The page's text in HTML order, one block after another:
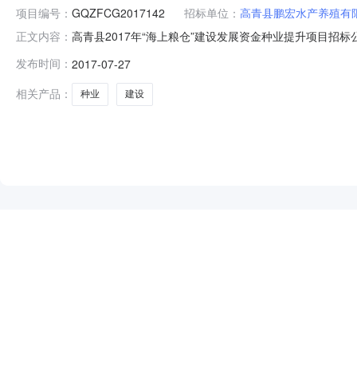
项目编号： GQZFCG2017142 招标单位： 高青县鹏宏水产养殖有
正文内容： 高青县2017年“海上粮仓”建设发展资金种业提升项目招
公告正文采购单位高青县鹏宏水产养殖有限公司采购单
正文代理机
发布时间： 2017-07-27
相关产品：
种业 建设